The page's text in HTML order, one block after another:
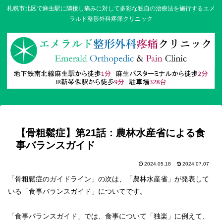
札幌市北区で麻生駅に隣接し痛みに対して多彩な独自の治療法を施行するエメ
ラルド整形外科疼痛クリニック
【骨粗鬆症】第21話：農林水産省による食
事バランスガイド
2024.05.18 2024.07.07
「骨粗鬆症のガイドライン」の次は、「農林水産省」が発表して
いる「食事バランスガイド」についてです。
「食事バランスガイド」では、食事について「独楽」に例えて、